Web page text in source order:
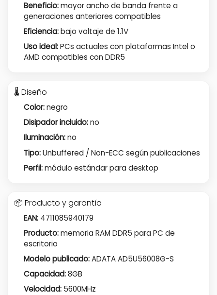
Beneficio:mayor ancho de banda frente a
generaciones anteriores compatibles
Eficiencia:bajo voltaje de 1.1V
Uso ideal:PCs actuales con plataformas Intel o
AMD compatibles con DDR5
🌡️ Diseño
Color:negro
Disipador incluido:no
Iluminación:no
Tipo:Unbuffered / Non-ECC según publicaciones
Perfil:módulo estándar para desktop
📦 Producto y garantía
EAN:4711085940179
Producto:memoria RAM DDR5 para PC de
escritorio
Modelo publicado:ADATA AD5U56008G-S
Capacidad:8GB
Velocidad:5600MHz